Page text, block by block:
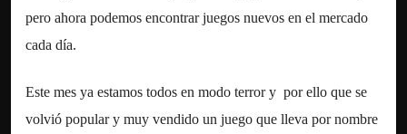
pero ahora podemos encontrar juegos nuevos en el mercado
cada día.
Este mes ya estamos todos en modo terror y por ello que se
volvió popular y muy vendido un juego que lleva por nombre